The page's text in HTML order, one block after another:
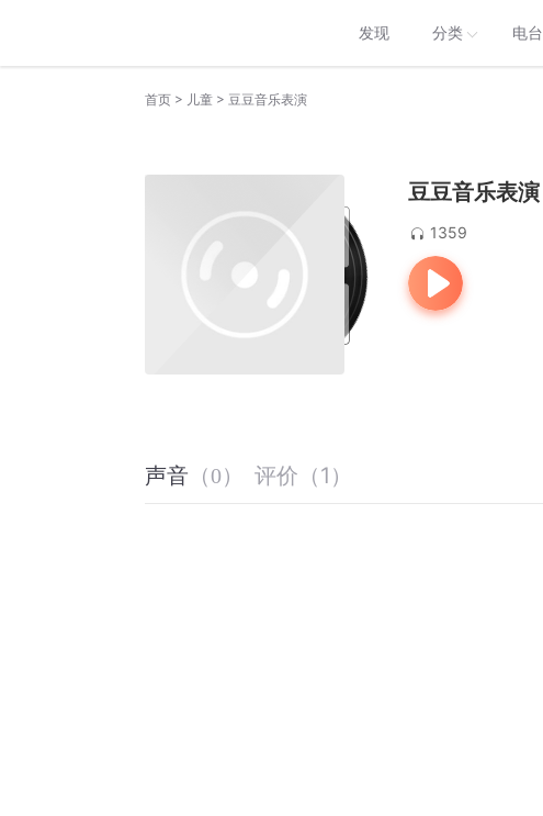
发现 分类 电台
首页 > 儿童 > 豆豆音乐表演
豆豆音乐表演
1359
声音 （0） 评价 （1 ）